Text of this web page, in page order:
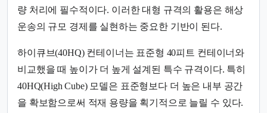
량 처리에 필수적이다. 이러한 대형 규격의 활용은 해상
운송의 규모 경제를 실현하는 중요한 기반이 된다.
하이큐브(40HQ) 컨테이너는 표준형 40피트 컨테이너와
비교했을 때 높이가 더 높게 설계된 특수 규격이다. 특히
40HQ(High Cube) 모델은 표준형보다 더 높은 내부 공간
을 확보함으로써 적재 용량을 획기적으로 늘릴 수 있다.